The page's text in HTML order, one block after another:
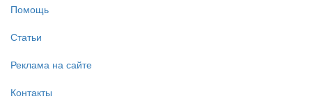
Помощь
Статьи
Реклама на сайте
Контакты